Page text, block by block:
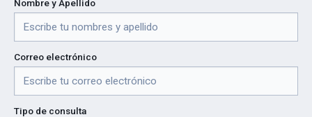
Nombre y Apellido
Correo electrónico
Tipo de consulta